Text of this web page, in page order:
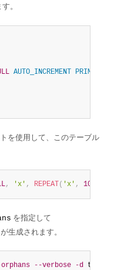
。
AUTO_INCREMENT PRIMARY
を使用して、このテーブル
, 'x' , REPEAT ( 'x' , 1000
を指定して
生成されます。
--verbose -d test